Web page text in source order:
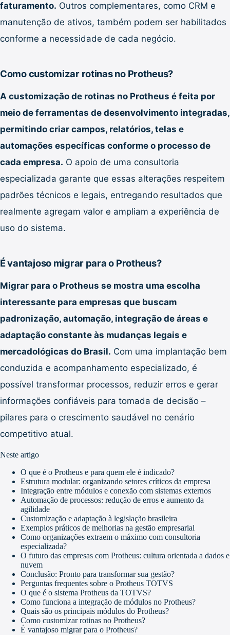
faturamento. Outros complementares, como CRM e
manutenção de ativos, também podem ser habilitados
conforme a necessidade de cada negócio.
Como customizar rotinas no Protheus?
A customização de rotinas no Protheus é feita por
meio de ferramentas de desenvolvimento integradas,
permitindo criar campos, relatórios, telas e
automações específicas conforme o processo de
cada empresa. O apoio de uma consultoria
especializada garante que essas alterações respeitem
padrões técnicos e legais, entregando resultados que
realmente agregam valor e ampliam a experiência de
uso do sistema.
É vantajoso migrar para o Protheus?
Migrar para o Protheus se mostra uma escolha
interessante para empresas que buscam
padronização, automação, integração de áreas e
adaptação constante às mudanças legais e
mercadológicas do Brasil. Com uma implantação bem
conduzida e acompanhamento especializado, é
possível transformar processos, reduzir erros e gerar
informações confiáveis para tomada de decisão –
pilares para o crescimento saudável no cenário
competitivo atual.
Neste artigo
O que é o Protheus e para quem ele é indicado?
Estrutura modular: organizando setores críticos da empresa
Integração entre módulos e conexão com sistemas externos
Automação de processos: redução de erros e aumento da
agilidade
Customização e adaptação à legislação brasileira
Exemplos práticos de melhorias na gestão empresarial
Como organizações extraem o máximo com consultoria
especializada?
O futuro das empresas com Protheus: cultura orientada a dados e
nuvem
Conclusão: Pronto para transformar sua gestão?
Perguntas frequentes sobre o Protheus TOTVS
O que é o sistema Protheus da TOTVS?
Como funciona a integração de módulos no Protheus?
Quais são os principais módulos do Protheus?
Como customizar rotinas no Protheus?
É vantajoso migrar para o Protheus?